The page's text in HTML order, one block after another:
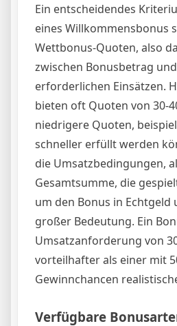
Ein entscheidendes
eines Willkommensbonus
Wettbonus-Quoten, also
zwischen Bonusbetrag
erforderlichen Einsätzen.
bieten oft Quoten von 30-
niedrigere Quoten,
schneller erfüllt werden
die Umsatzbedingungen,
Gesamtsumme, die
um den Bonus in Echtgeld
großer Bedeutung. Ein
Umsatzanforderung von
vorteilhafter als einer mit
Gewinnchancen
Verfügbare